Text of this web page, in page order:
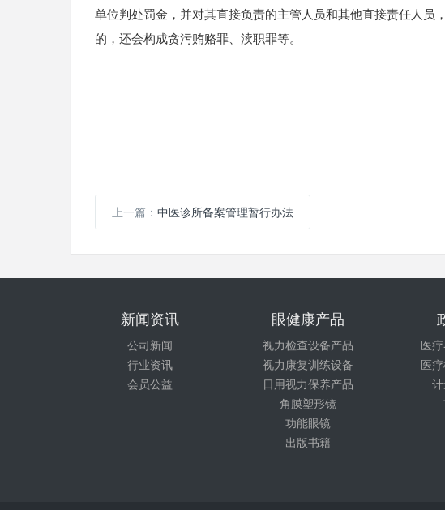
单位判处罚金，并对其直接负责的主管人员和其他直接责任人
的，还会构成贪污贿赂罪、渎职罪等。
上一篇： 中医诊所备案管理暂行办法
新闻资讯
公司新闻
行业资讯
会员公益
眼健康产品
视力检查设备产品
视力康复训练设备
日用视力保养产品
角膜塑形镜
功能眼镜
出版书籍
医
医